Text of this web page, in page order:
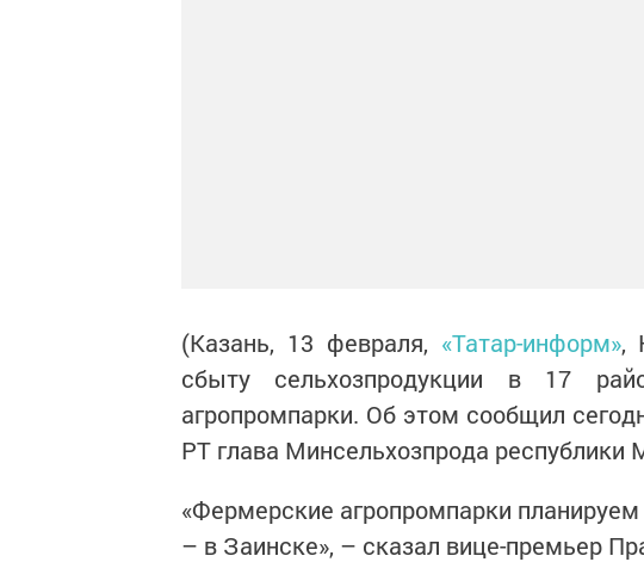
(Казань, 13 февраля, «Татар-информ»,
сбыту сельхозпродукции в 17
агропромпарки. Об этом сообщил
РТ глава Минсельхозпрода республики
«Фермерские агропромпарки
– в Заинске», – сказал вице-премьер